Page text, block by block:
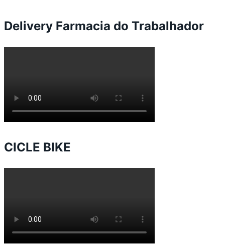
Delivery Farmacia do Trabalhador
CICLE BIKE